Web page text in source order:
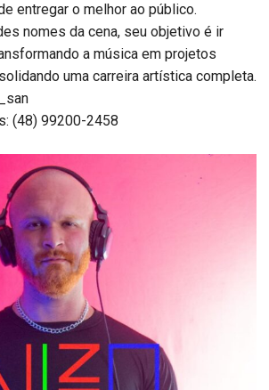
entregar o melhor ao público.
nomes da cena, seu objetivo é ir
a música em projetos
uma carreira artística completa.
(48) 99200-2458